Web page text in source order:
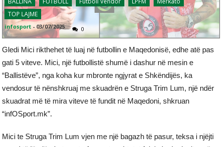
TOP LAJME
infosport - 03/07/2025 0
Gledi Mici rikthehet të luaj në futbollin e Maqedonisë, edhe atë pas
gati 5 viteve. Mici, një futbollistë shumë i dashur në mesin e
“Ballistëve”, nga koha kur mbronte ngjyrat e Shkëndijës, ka
vendosur të nënshkruaj me skuadrën e Struga Trim Lum, një ndër
skuadrat më të mira viteve të fundit në Maqedoni, shkruan
“infOSport.mk”.
Mici te Struga Trim Lum vjen me një bagazh të pasur, teksa i njëjti